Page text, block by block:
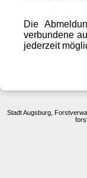
Die
verbundene
jederzeit
Stadt Augsburg,